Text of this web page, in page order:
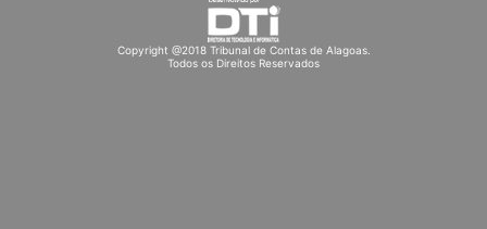
Copyright @2018 Tribunal de Contas de Alagoas.
Todos os Direitos Reservados